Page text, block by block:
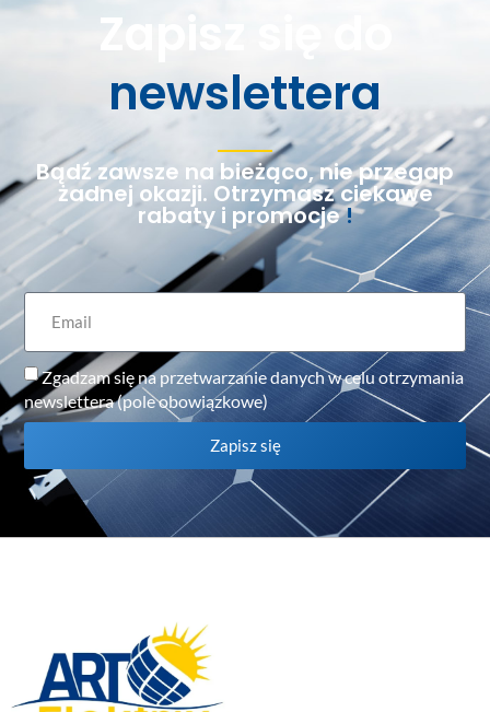
Zapisz się do
newslettera
Bądź zawsze na bieżąco, nie przegap
żadnej okazji. Otrzymasz ciekawe
rabaty i promocje!
Zgadzam się na przetwarzanie danych w celu otrzymania
newslettera (pole obowiązkowe)
Zapisz się